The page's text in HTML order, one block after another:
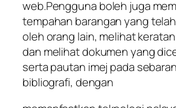
web.Pengguna boleh juga
tempahan barangan yang
oleh orang lain, melihat
dan melihat dokumen yang
serta pautan imej pada
bibliografi, dengan